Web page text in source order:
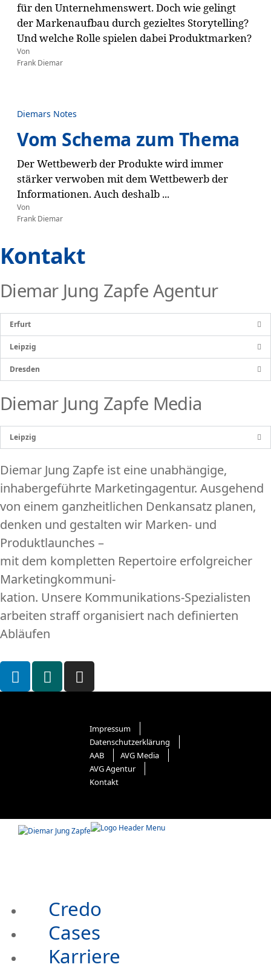
für den Unternehmenswert. Doch wie gelingt
der Markenaufbau durch gezieltes Storytelling?
Und welche Rolle spielen dabei Produktmarken?
Von
Frank Diemar
Diemars Notes
Vom Schema zum Thema
Der Wettbewerb der Produkte wird immer
stärker verwoben mit dem Wettbewerb der
Informationen. Auch deshalb ...
Von
Frank Diemar
Kontakt
Diemar Jung Zapfe Agentur
Erfurt
Leipzig
Dresden
Diemar Jung Zapfe Media
Leipzig
Diemar Jung Zapfe ist eine unabhängige,
inhabergeführte Marketingagentur. Ausgehend
von einem ganzheitlichen Denkansatz planen,
denken und gestalten wir Marken- und
Produktlaunches –
mit dem kompletten Repertoire erfolgreicher
Marketingkommuni-
kation. Unsere Kommunikations-Spezialisten
arbeiten straff organisiert nach definierten
Abläufen
Impressum
Datenschutzerklärung
AAB
AVG Media
AVG Agentur
Kontakt
Credo
Cases
Karriere